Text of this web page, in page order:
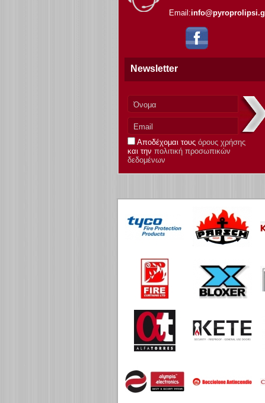
Email:
Newsletter
Αποδέχομαι τους όρους χρήσης
και την πολιτική προσωπικών
δεδομένων